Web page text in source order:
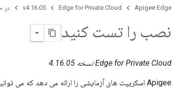
Apigee Edge
Edge for Private Cloud
v4.16.05 در
نصب را تست کنید
Edge for Private Cloud نسخه 4.16.05
Apigee اسکریپت های آزمایشی را ارائه می دهد که می توانید از آنها برای تأیید اعتبار نصب خود استفاده کنید.